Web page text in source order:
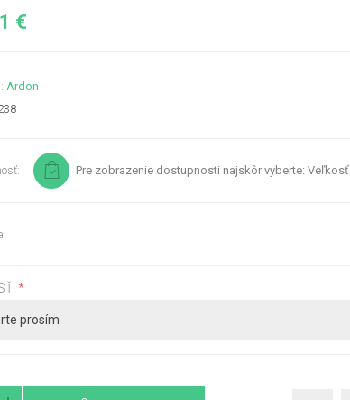
€
Ardon
Pre zobrazenie dostupnosti najskôr vyberte: Veľkosť
*